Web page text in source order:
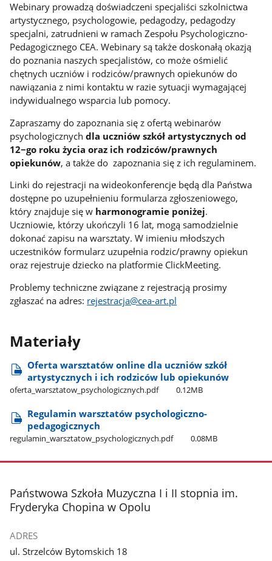
Webinary prowadzą doświadczeni specjaliści szkolnictwa
artystycznego, psychologowie, pedagodzy, pedagodzy
specjalni, zatrudnieni w ramach Zespołu Psychologiczno-
Pedagogicznego CEA. Webinary są także doskonałą okazją
do poznania naszych specjalistów, co może ośmielić
chętnych uczniów i rodziców/prawnych opiekunów do
nawiązania z nimi kontaktu w razie sytuacji wymagającej
indywidualnego wsparcia lub pomocy.
Zapraszamy do zapoznania się z ofertą webinarów
psychologicznychdla uczniów szkół artystycznych od
12−go roku życia oraz ich rodziców/prawnych
opiekunów, a także do zapoznania się z ich regulaminem.
Linki do rejestracji na wideokonferencje będą dla Państwa
dostępne po uzupełnieniu formularza zgłoszeniowego,
który znajduje się w harmonogramie poniżej.
Uczniowie, którzy ukończyli 16 lat, mogą samodzielnie
dokonać zapisu na warsztaty. W imieniu młodszych
uczestników formularz uzupełnia rodzic/prawny opiekun
oraz rejestruje dziecko na platformie ClickMeeting.
Problemy techniczne związane z rejestracją prosimy
zgłaszać na adres: rejestracja@cea-art.pl
Materiały
Oferta warsztatów online dla uczniów szkół
artystycznych i ich rodziców lub opiekunów
oferta​_warsztatow​_psychologicznych.pdf 0.12MB
Regulamin warsztatów psychologiczno-
pedagogicznych
regulamin​_warsztatow​_psychologicznych.pdf 0.08MB
stopka
Państwowa Szkoła Muzyczna I i II stopnia im.
Fryderyka Chopina w Opolu
ADRES
ul. Strzelców Bytomskich 18